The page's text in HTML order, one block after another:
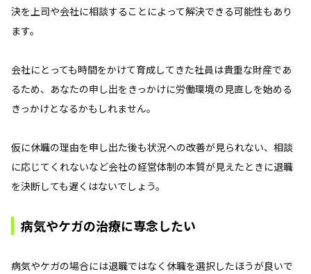
決を上司や会社に相談することによって解決できる可能性もあり
ます。
会社にとっても時間をかけて育成してきた社員は貴重な財産であ
るため、あなたの申し出をきっかけに労働環境の見直しを始める
きっかけとなるかもしれません。
仮に休職の理由を申し出た後も状況への改善が見られない、相談
に応じてくれないなど会社の経営体制の本質が見えたときに退職
を決断しても遅くはないでしょう。
病気やケガの治療に専念したい
病気やケガの場合には退職ではなく休職を選択したほうが良いで